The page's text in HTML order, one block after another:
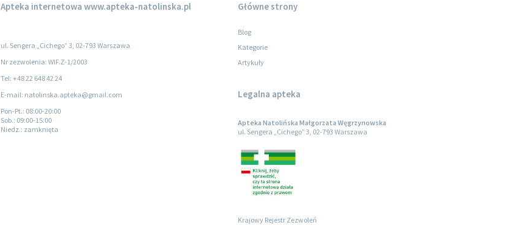
Apteka internetowa www.apteka-natolinska.pl
ul. Sengera „Cichego” 3, 02-793 Warszawa
Nr zezwolenia: WIF.Z-1/2003
Tel: +48 22 648 42 24
E-mail: natolinska.apteka@gmail.com
Pon-Pt.: 08:00-20:00
Sob.: 09:00-15:00
Niedz.: zamknięta
Główne strony
Blog
Kategorie
Artykuły
Legalna apteka
Apteka Natolińska Małgorzata Węgrzynowska
ul. Sengera „Cichego” 3, 02-793 Warszawa
Krajowy Rejestr Zezwoleń